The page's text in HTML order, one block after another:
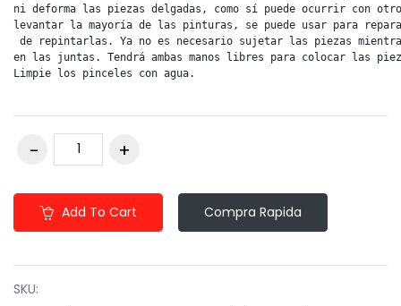
ni deforma las piezas delgadas, como sí puede ocurrir con
levantar la mayoría de las pinturas, se puede usar para
de repintarlas. Ya no es necesario sujetar las piezas
en las juntas. Tendrá ambas manos libres para colocar las
Limpie los pinceles con agua.
Add To Cart Compra Rapida
SKU: